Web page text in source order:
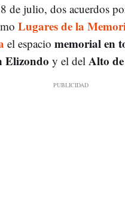
de julio, dos acuerdos
Lugares de la
el espacio memorial en
Elizondo y el del Alto